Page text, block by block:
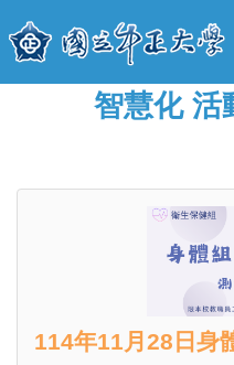
智慧化 活
114年11月28日身